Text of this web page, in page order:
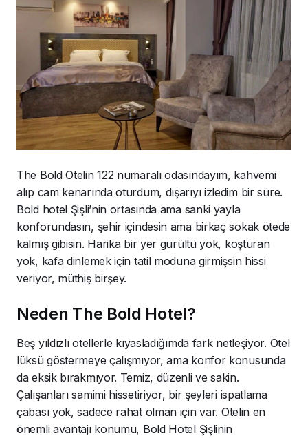
The Bold Otelin 122 numaralı odasındayım, kahvemi
alıp cam kenarında oturdum, dışarıyı izledim bir süre.
Bold hotel Şişli’nin ortasında ama sanki yayla
konforundasın, şehir içindesin ama birkaç sokak ötede
kalmış gibisin. Harika bir yer gürültü yok, koşturan
yok, kafa dinlemek için tatil moduna girmişsin hissi
veriyor, müthiş birşey.
Neden The Bold Hotel?
Beş yıldızlı otellerle kıyasladığımda fark netleşiyor. Otel
lüksü göstermeye çalışmıyor, ama konfor konusunda
da eksik bırakmıyor. Temiz, düzenli ve sakin.
Çalışanları samimi hissetiriyor, bir şeyleri ispatlama
çabası yok, sadece rahat olman için var. Otelin en
önemli avantajı konumu, Bold Hotel Şişlinin